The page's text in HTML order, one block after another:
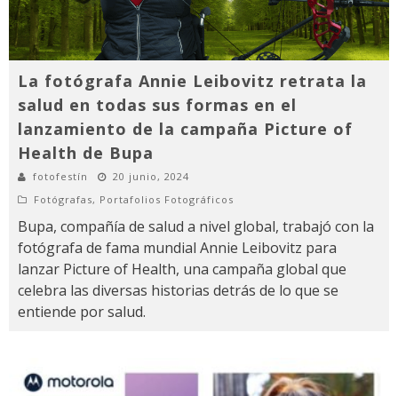
La fotógrafa Annie Leibovitz retrata la
salud en todas sus formas en el
lanzamiento de la campaña Picture of
Health de Bupa
fotofestín
20 junio, 2024
Fotógrafas, Portafolios Fotográficos
Bupa, compañía de salud a nivel global, trabajó con la
fotógrafa de fama mundial Annie Leibovitz para
lanzar Picture of Health, una campaña global que
celebra las diversas historias detrás de lo que se
entiende por salud.